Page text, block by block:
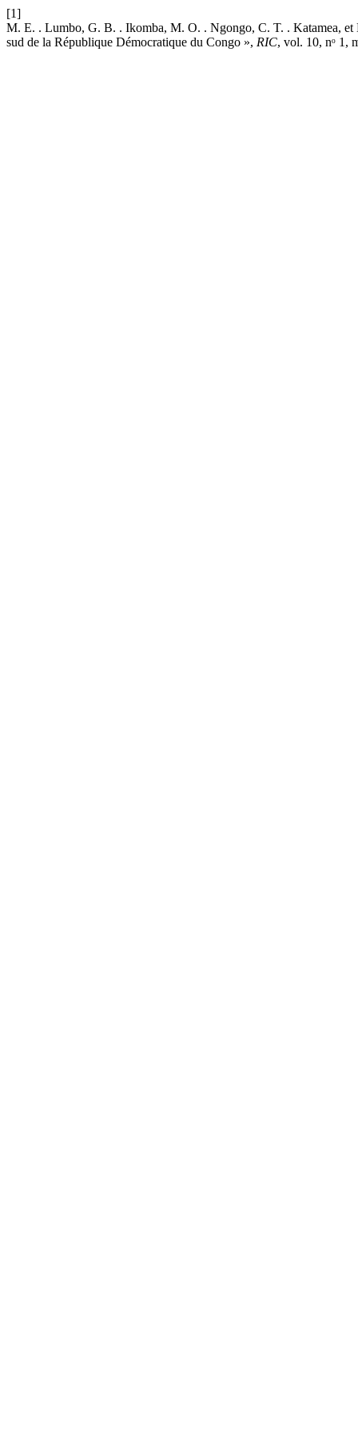
[1]
M. E. . Lumbo, G. B. . Ikomba, M. O. . Ngongo, C. T. . Katamea, et
sud de la République Démocratique du Congo », RIC, vol. 10, nᵒ 1,